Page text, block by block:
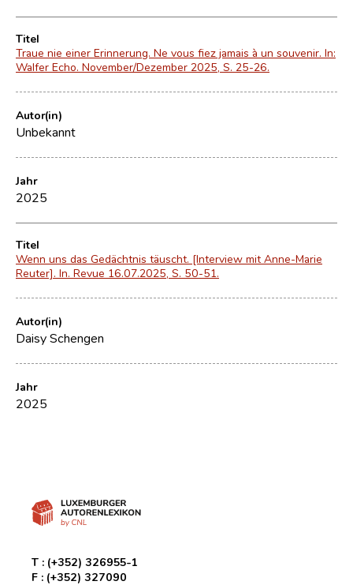
Titel
Traue nie einer Erinnerung. Ne vous fiez jamais à un souvenir. In:
Walfer Echo. November/Dezember 2025, S. 25-26.
Autor(in)
Unbekannt
Jahr
2025
Titel
Wenn uns das Gedächtnis täuscht. [Interview mit Anne-Marie
Reuter]. In. Revue 16.07.2025, S. 50-51.
Autor(in)
Daisy Schengen
Jahr
2025
T : (+352) 326955-1
F : (+352) 327090